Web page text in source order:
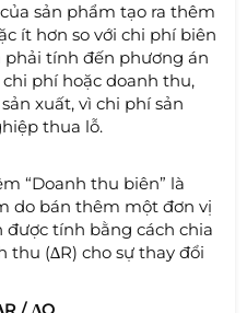
sản phẩm tạo ra thêm
ít hơn so với chi phí biên
phải tính đến phương án
phí hoặc doanh thu,
xuất, vì chi phí sản
thua lỗ.
“Doanh thu biên” là
do bán thêm một đơn vị
tính bằng cách chia
thu (∆R) cho sự thay đổi